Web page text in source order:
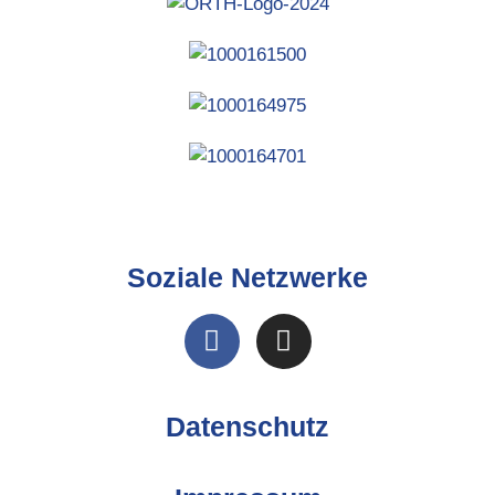
Soziale Netzwerke
Datenschutz